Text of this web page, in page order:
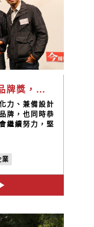
榮獲2019 臺灣城鎮品牌獎，青年地方貢獻獎
力、兼備設計
牌，也同時恭
繼續努力，堅
業
林峻丞